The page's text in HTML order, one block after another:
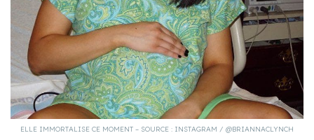
ELLE IMMORTALISE CE MOMENT – SOURCE : INSTAGRAM / @BRIANNACLYNCH